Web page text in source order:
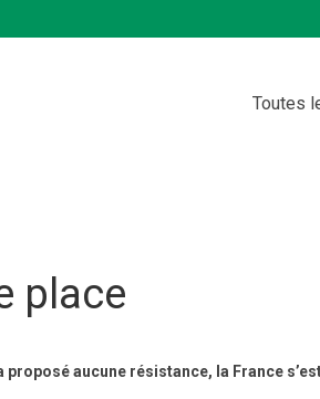
Toutes
place
proposé aucune résistance, la France